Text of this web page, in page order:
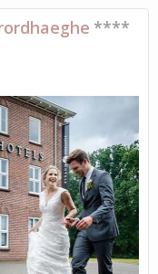
****